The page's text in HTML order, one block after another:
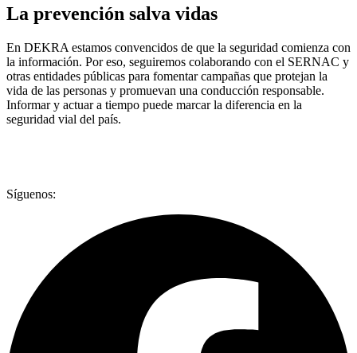
La prevención salva vidas
En DEKRA estamos convencidos de que la seguridad comienza con
la información. Por eso, seguiremos colaborando con el SERNAC y
otras entidades públicas para fomentar campañas que protejan la
vida de las personas y promuevan una conducción responsable.
Informar y actuar a tiempo puede marcar la diferencia en la
seguridad vial del país.
Síguenos: